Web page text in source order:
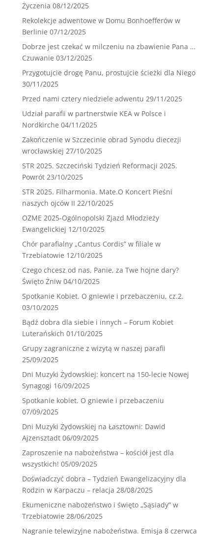
Życzenia 08/12/2025
Rekolekcje adwentowe w Domu Bonhoefferów w
Berlinie 07/12/2025
Dobrze jest czekać w milczeniu na zbawienie Pana …
Czuwanie 03/12/2025
Przygotujcie drogę Panu, prostujcie ścieżki dla Niego
30/11/2025
Przed nami cztery niedziele adwentu 29/11/2025
Udział parafii w partnerstwie KEA w Polsce i
Nordkirche 04/11/2025
Zakończenie w Szczecinie obrad Synodu diecezji
wrocławskiej 27/10/2025
STR 2025. Szczeciński Tydzień Reformacji 2025.
Powrót 23/10/2025
STR 2025. Filharmonia. Mate.O Koncert Pieśni
naszych ojców II 22/10/2025
OZME 2025-Ogólnopolski Zjazd Młodzieży
Ewangelickiej 12/10/2025
Chór parafialny „Cantus Cordis” w filiale w
Trzebiatowie 12/10/2025
Czego chcesz od nas, Panie, za Twe hojne dary?
Święto Żniw 04/10/2025
Spotkanie Kobiet. O gniewie i przebaczeniu, cz.2.
03/10/2025
Bądź dobra dla siebie i innych – Forum Kobiet
Luterańskich 01/10/2025
Grupy zagraniczne z wizytą w naszej parafii
25/09/2025
Dni Muzyki Żydowskiej: koncert na 150-lecie Nowej
Synagogi 16/09/2025
Spotkanie kobiet. O gniewie i przebaczeniu
07/09/2025
Dni Muzyki Żydowskiej na Łasztowni: Dawid
Ajzensztadt 06/09/2025
Zaproszenie na nabożeństwa – kościół jest dla
wszystkich! 05/09/2025
Doświadczyć dobra – Tydzień Ewangelizacyjny dla
Rodzin w Karpaczu – relacja 28/08/2025
Ekumeniczne nabożeństwo i święto „Sąsiady” w
Trzebiatowie 28/06/2025
Nagranie telewizyjne nabożeństwa. Emisja 8 czerwca